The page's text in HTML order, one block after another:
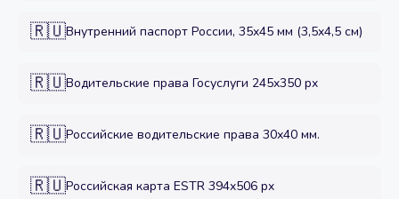
🇷🇺Внутренний паспорт России, 35x45 мм (3,5x4,5 см)
🇷🇺Водительские права Госуслуги 245x350 px
🇷🇺Российские водительские права 30х40 мм.
🇷🇺Российская карта ESTR 394x506 px